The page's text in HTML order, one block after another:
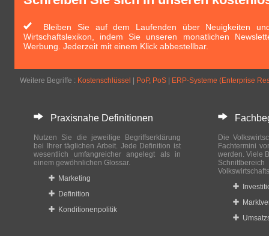
Bleiben Sie auf dem Laufenden über Neuigkeiten
Wirtschaftslexikon, indem Sie unseren monatlichen
Werbung. Jederzeit mit einem Klick abbestellbar.
Weitere Begriffe : Kostenschlüssel PoP, PoS ERP-Systeme (Enterprise
Praxisnahe Definitionen
Nutzen Sie die jeweilige Begriffserklärung
bei Ihrer täglichen Arbeit. Jede Definition ist
wesentlich umfangreicher angelegt als in
einem gewöhnlichen Glossar.
Marketing
Definition
Konditionenpolitik
Die
Fachtermini
werden. Viele